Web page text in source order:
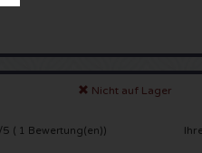
Nicht auf Lager
5 ( 1 Bewertung(en))